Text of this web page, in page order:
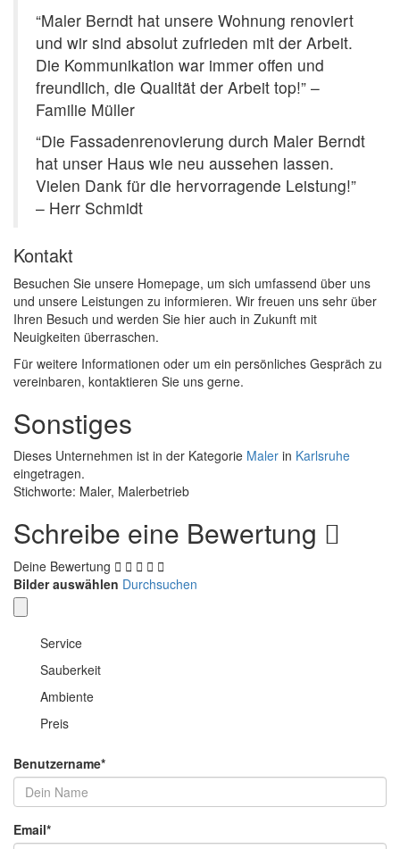
“Maler Berndt hat unsere Wohnung renoviert
und wir sind absolut zufrieden mit der Arbeit.
Die Kommunikation war immer offen und
freundlich, die Qualität der Arbeit top!” –
Familie Müller
“Die Fassadenrenovierung durch Maler Berndt
hat unser Haus wie neu aussehen lassen.
Vielen Dank für die hervorragende Leistung!”
– Herr Schmidt
Kontakt
Besuchen Sie unsere Homepage, um sich umfassend über uns
und unsere Leistungen zu informieren. Wir freuen uns sehr über
Ihren Besuch und werden Sie hier auch in Zukunft mit
Neuigkeiten überraschen.
Für weitere Informationen oder um ein persönliches Gespräch zu
vereinbaren, kontaktieren Sie uns gerne.
Sonstiges
Dieses Unternehmen ist in der Kategorie Maler in Karlsruhe
eingetragen.
Stichworte: Maler, Malerbetrieb
Schreibe eine Bewertung
Deine Bewertung
Bilder auswählen Durchsuchen
Service
Sauberkeit
Ambiente
Preis
Benutzername*
Email*